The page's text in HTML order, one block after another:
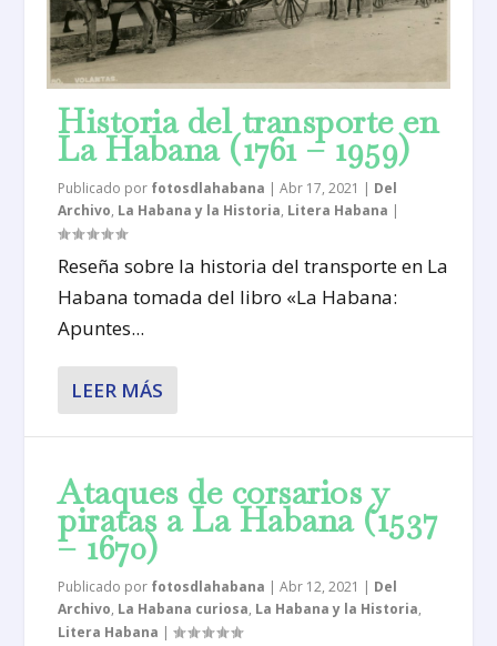
Historia del transporte en
La Habana (1761 – 1959)
Publicado por fotosdlahabana |Abr 17, 2021 | Del
Archivo, La Habana y la Historia, Litera Habana |
Reseña sobre la historia del transporte en La
Habana tomada del libro «La Habana:
Apuntes...
LEER MÁS
Ataques de corsarios y
piratas a La Habana (1537
– 1670)
Publicado por fotosdlahabana |Abr 12, 2021 | Del
Archivo, La Habana curiosa, La Habana y la Historia,
Litera Habana |